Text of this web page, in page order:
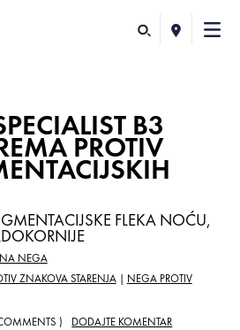
B3
PROTIV
FLEKA NOĆU,
NEGA
ZNAKOVA STARENJA| NEGA PROTIV
) DODAJTE KOMENTAR